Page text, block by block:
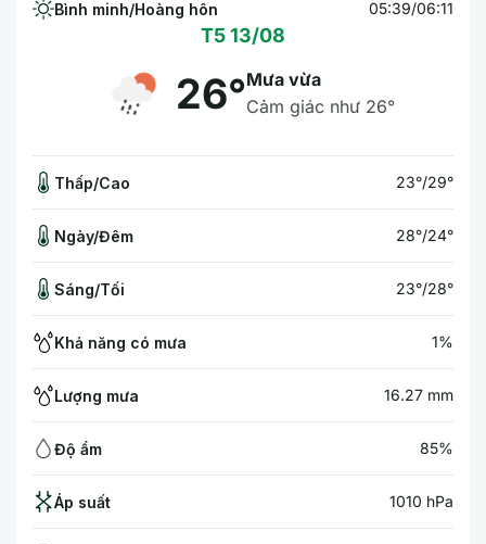
Bình minh/Hoàng hôn 05:39/06:11
T5 13/08
26°Mưa vừa
Cảm giác như 26°
Thấp/Cao 23°/29°
Ngày/Đêm 28°/24°
Sáng/Tối 23°/28°
Khả năng có mưa 1%
Lượng mưa 16.27 mm
Độ ẩm 85%
Áp suất 1010 hPa